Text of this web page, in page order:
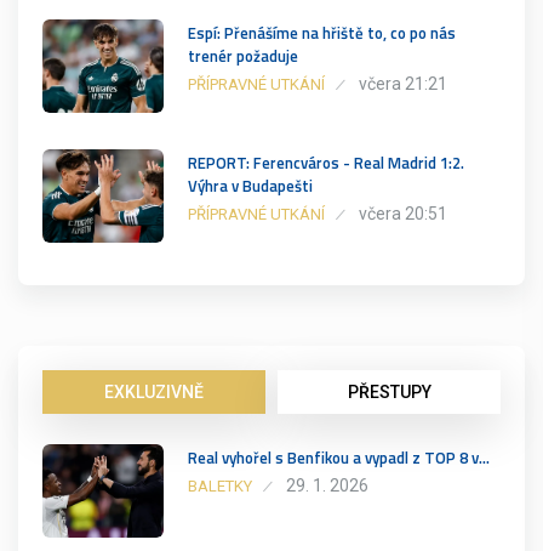
Espí: Přenášíme na hřiště to, co po nás
trenér požaduje
PŘÍPRAVNÉ UTKÁNÍ včera 21:21
REPORT: Ferencváros - Real Madrid 1:2.
Výhra v Budapešti
PŘÍPRAVNÉ UTKÁNÍ včera 20:51
EXKLUZIVNĚ PŘESTUPY
Real vyhořel s Benfikou a vypadl z TOP 8 v…
BALETKY 29. 1. 2026